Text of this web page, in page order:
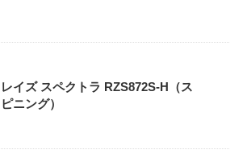
レイズ スペクトラ RZS872S-H（ス
ピニング）